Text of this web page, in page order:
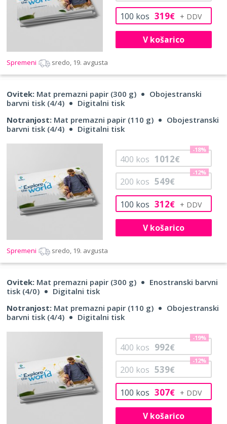
100 kos 319€
V košarico
Spremeni sredo, 19. avgusta
Ovitek: Mat premazni papir (300 g)
Obojestranski
barvni tisk (4/4)
Digitalni tisk
Notranjost: Mat premazni papir (110 g)
Obojestranski
barvni tisk (4/4)
Digitalni tisk
100 kos 312€
200 kos 549€
-12%
400 kos 1012€
-18%
V košarico
Spremeni sredo, 19. avgusta
Ovitek: Mat premazni papir (300 g)
Enostranski barvni
tisk (4/0)
Digitalni tisk
Notranjost: Mat premazni papir (110 g)
Obojestranski
barvni tisk (4/4)
Digitalni tisk
100 kos 307€
200 kos 539€
-12%
400 kos 992€
-19%
V košarico